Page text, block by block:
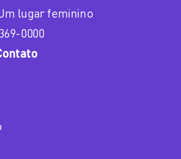
lugar feminino
0000